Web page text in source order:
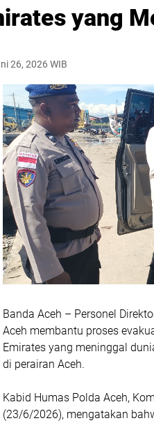
yang
26, 2026 WIB
Banda Aceh – Personel
Aceh membantu proses
Emirates yang meninggal
di perairan Aceh.
Kabid Humas Polda Aceh,
(23/6/2026), mengatakan